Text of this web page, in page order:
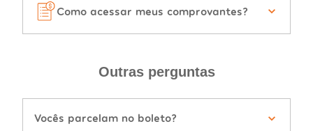
Como acessar meus comprovantes?
Outras perguntas
Vocês parcelam no boleto?